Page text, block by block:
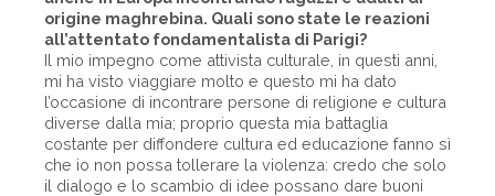
origine maghrebina. Quali sono state le reazioni
all’attentato fondamentalista di Parigi?
Il mio impegno come attivista culturale, in questi anni,
mi ha visto viaggiare molto e questo mi ha dato
l’occasione di incontrare persone di religione e cultura
diverse dalla mia; proprio questa mia battaglia
costante per diffondere cultura ed educazione fanno sì
che io non possa tollerare la violenza: credo che solo
il dialogo e lo scambio di idee possano dare buoni